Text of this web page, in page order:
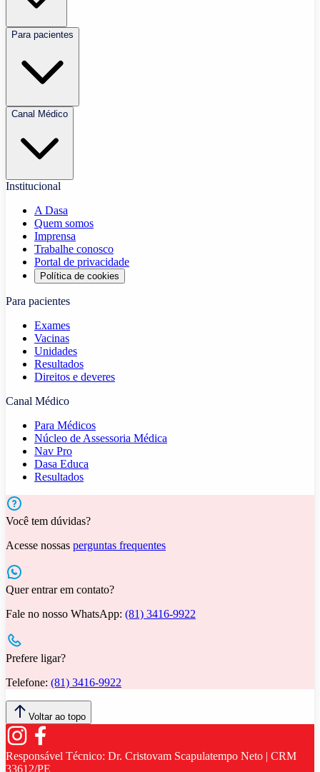
Para pacientes
Canal Médico
Institucional
A Dasa
Quem somos
Imprensa
Trabalhe conosco
Portal de privacidade
Política de cookies
Para pacientes
Exames
Vacinas
Unidades
Resultados
Direitos e deveres
Canal Médico
Para Médicos
Núcleo de Assessoria Médica
Nav Pro
Dasa Educa
Resultados
Você tem dúvidas?
Acesse nossas perguntas frequentes
Quer entrar em contato?
Fale no nosso WhatsApp: (81) 3416-9922
Prefere ligar?
Telefone: (81) 3416-9922
Voltar ao topo
Responsável Técnico: Dr. Cristovam Scapulatempo Neto | CRM
33612/PE